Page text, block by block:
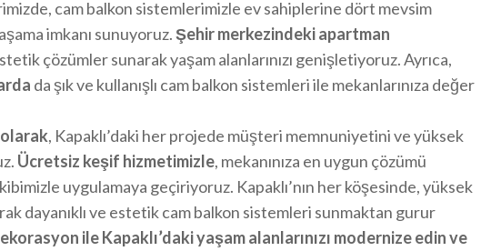
cam balkon sistemlerimizle ev sahiplerine dört mevsim
imkanı sunuyoruz.Şehir merkezindeki apartman
çözümler sunarak yaşam alanlarınızı genişletiyoruz. Ayrıca,
da şık ve kullanışlı cam balkon sistemleri ile mekanlarınıza değer
, Kapaklı’daki her projede müşteri memnuniyetini ve yüksek
Ücretsiz keşif hizmetimizle, mekanınıza en uygun çözümü
uygulamaya geçiriyoruz. Kapaklı’nın her köşesinde, yüksek
dayanıklı ve estetik cam balkon sistemleri sunmaktan gurur
ile Kapaklı’daki yaşam alanlarınızı modernize edin ve